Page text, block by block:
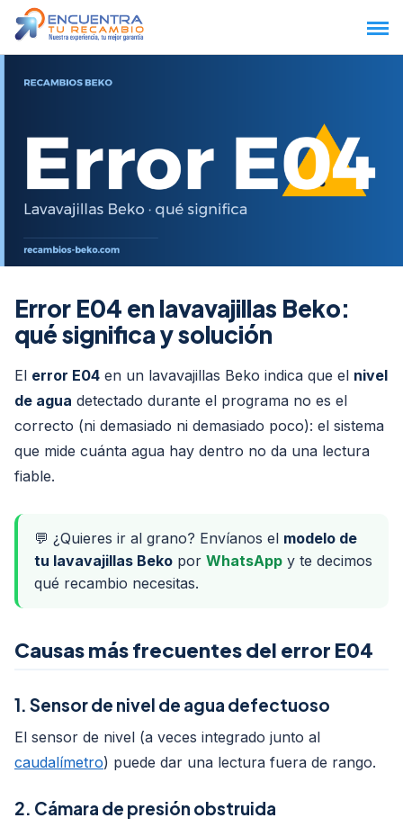
Saltar
contenido
Error E04 en lavavajillas Beko:
qué significa y solución
El error E04 en un lavavajillas Beko indica que el nivel
de agua detectado durante el programa no es el
correcto (ni demasiado ni demasiado poco): el sistema
que mide cuánta agua hay dentro no da una lectura
fiable.
💬 ¿Quieres ir al grano? Envíanos el modelo de
tu lavavajillas Beko por WhatsApp y te decimos
qué recambio necesitas.
Causas más frecuentes del error E04
1. Sensor de nivel de agua defectuoso
El sensor de nivel (a veces integrado junto al
caudalímetro) puede dar una lectura fuera de rango.
2. Cámara de presión obstruida